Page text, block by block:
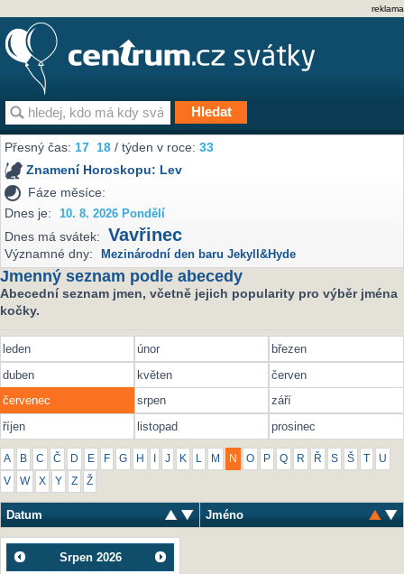
reklama
Přesný čas:17 18 / týden v roce:33
Znamení Horoskopu: Lev
Fáze měsíce:
Dnes je:
10. 8. 2026 Pondělí
Dnes má svátek: Vavřinec
Významné dny: Mezinárodní den baru Jekyll&Hyde
Jmenný seznam podle abecedy
Abecední seznam jmen, včetně jejich popularity pro výběr jména
kočky.
leden únor
březen
duben
květen
červen
červenec
srpen
září
říjen
listopad prosinec
A B C Č D E F G H J K L M N O P Q R Ř S Š U
V W X Y Z Ž
Datum Jméno
Srpen 2026